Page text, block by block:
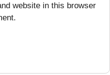
website in this browser